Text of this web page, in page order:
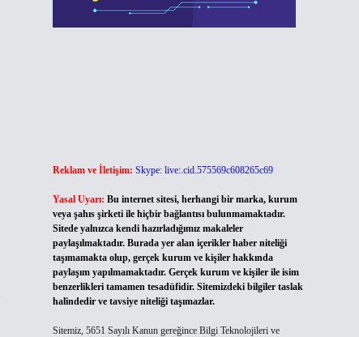
Reklam ve İletişim: Skype: live:.cid.575569c608265c69
Yasal Uyarı: Bu internet sitesi, herhangi bir marka, kurum
veya şahıs şirketi ile hiçbir bağlantısı bulunmamaktadır.
Sitede yalnızca kendi hazırladığımız makaleler
paylaşılmaktadır. Burada yer alan içerikler haber niteliği
taşımamakta olup, gerçek kurum ve kişiler hakkında
paylaşım yapılmamaktadır. Gerçek kurum ve kişiler ile isim
benzerlikleri tamamen tesadüfidir. Sitemizdeki bilgiler taslak
halindedir ve tavsiye niteliği taşımazlar.
Sitemiz, 5651 Sayılı Kanun gereğince Bilgi Teknolojileri ve